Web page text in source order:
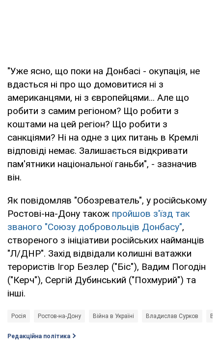
"Уже ясно, що поки на Донбасі - окупація, не
вдасться ні про що домовитися ні з
американцями, ні з європейцями... Але що
робити з самим регіоном? Що робити з
коштами на цей регіон? Що робити з
санкціями? Ні на одне з цих питань в Кремлі
відповіді немає. Залишається відкривати
пам'ятники національної ганьби", - зазначив
він.
Як повідомляв "Обозреватель", у російському
Ростові-на-Дону також пройшов з'їзд так
званого "Союзу добровольців Донбасу",
створеного з ініціативи російських найманців
"Л/ДНР". Захід відвідали колишні ватажки
терористів Ігор Безлер ("Біс"), Вадим Погодін
("Керч"), Сергій Дубинський ("Похмурий") та
інші.
Росія Ростов-на-Дону Війна в Україні Владислав Сурков
Редакційна політика